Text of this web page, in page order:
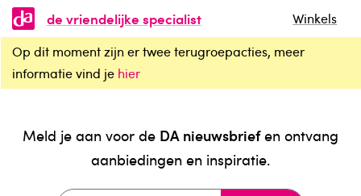
de vriendelijke specialist
Winkels
Op dit moment zijn er twee terugroepacties, meer
informatie vind je hier
Meld je aan voor de DA nieuwsbriefen ontvang
aanbiedingen en inspiratie.